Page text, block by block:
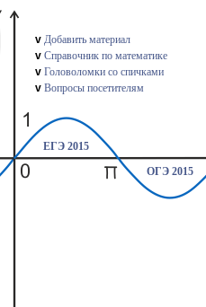
v Добавить материал
v Справочник по математике
v Головоломки со спичками
v Вопросы посетителям
ЕГЭ 2015
ОГЭ 2015